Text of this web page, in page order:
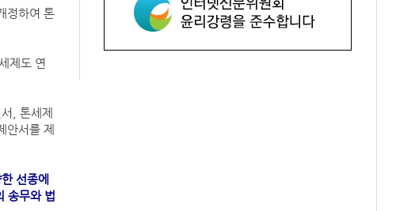
정하여 톤
제도 연
, 톤세제
안서를 제
선종에
송무와 법